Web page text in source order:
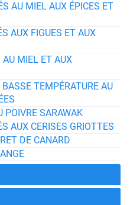
AU MIEL AUX ÉPICES ET
AUX FIGUES ET AUX
AU MIEL ET AUX
TEMPÉRATURE AU
POIVRE SARAWAK
AUX CERISES GRIOTTES
DE CANARD